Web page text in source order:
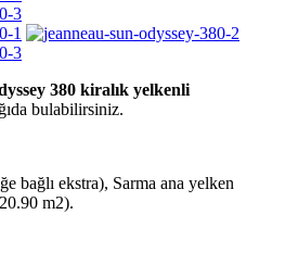
380 kiralık yelkenli
bulabilirsiniz.
bağlı ekstra), Sarma ana yelken
m2).